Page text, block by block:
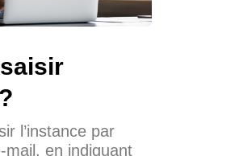
l’instance par
mail, en indiquant